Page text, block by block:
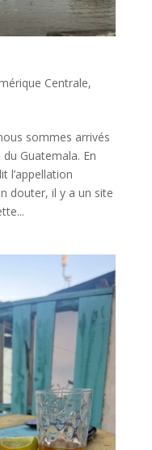
Centrale,
sommes arrivés
Guatemala. En
l’appellation
douter, il y a un site